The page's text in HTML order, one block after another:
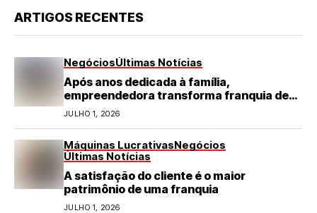
ARTIGOS RECENTES
NegóciosÚltimas Notícias
Após anos dedicada à família,
empreendedora transforma franquia de
turismo em negócio de destaque no RN
JULHO 1, 2026
Máquinas LucrativasNegócios
Últimas Notícias
A satisfação do cliente é o maior
patrimônio de uma franquia
JULHO 1, 2026